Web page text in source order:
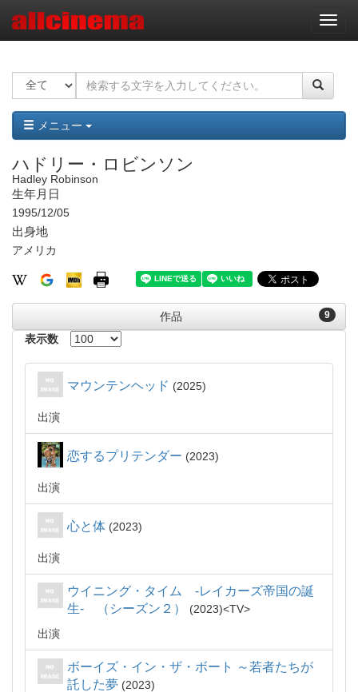
ナ
ビ
ー
ョ
ン
メニュー
ハドリー・ロビンソン
Hadley Robinson
生年月日
1995/12/05
出身地
アメリカ
9
作品
表示数
マウンテンヘッド 2025
出演
恋するプリテンダー 2023
出演
心と体 2023
出演
ウイニング・タイム -レイカーズ帝国の誕
生- （シーズン２）
2023
TV
出演
ボーイズ・イン・ザ・ボート ～若者たちが
託した夢
2023